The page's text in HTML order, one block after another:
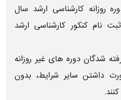
روزانه کارشناسی ارشد سال
ثبت نام کنکور کارشناسی ارشد
شدگان دوره‌ های غیر روزانه
داشتن سایر شرایط، بدون